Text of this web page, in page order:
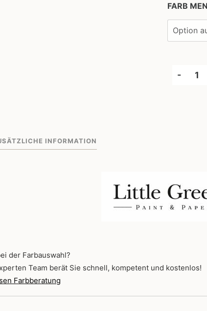
FARB
-
Little
INFORMATION
der Farbauswahl?
Team berät Sie schnell, kompetent und kostenlos!
Farbberatung